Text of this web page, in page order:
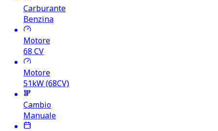
Carburante
Benzina
Motore
68 CV
Motore
51kW (68CV)
Cambio
Manuale